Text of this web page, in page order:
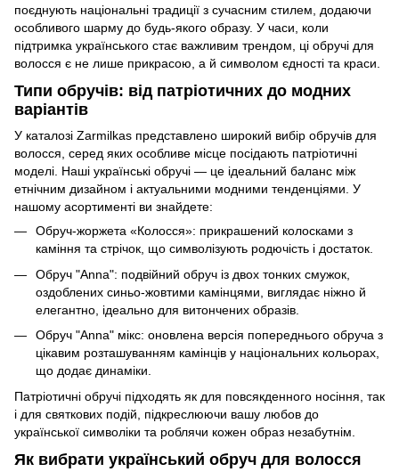
поєднують національні традиції з сучасним стилем, додаючи
особливого шарму до будь-якого образу. У часи, коли
підтримка українського стає важливим трендом, ці обручі для
волосся є не лише прикрасою, а й символом єдності та краси.
Типи обручів: від патріотичних до модних
варіантів
У каталозі Zarmilkas представлено широкий вибір обручів для
волосся, серед яких особливе місце посідають патріотичні
моделі. Наші українські обручі — це ідеальний баланс між
етнічним дизайном і актуальними модними тенденціями. У
нашому асортименті ви знайдете:
Обруч-жоржета «Колосся»: прикрашений колосками з
каміння та стрічок, що символізують родючість і достаток.
Обруч "Anna": подвійний обруч із двох тонких смужок,
оздоблених синьо-жовтими камінцями, виглядає ніжно й
елегантно, ідеально для витончених образів.
Обруч "Anna" мікс: оновлена версія попереднього обруча з
цікавим розташуванням камінців у національних кольорах,
що додає динаміки.
Патріотичні обручі підходять як для повсякденного носіння, так
і для святкових подій, підкреслюючи вашу любов до
української символіки та роблячи кожен образ незабутнім.
Як вибрати український обруч для волосся